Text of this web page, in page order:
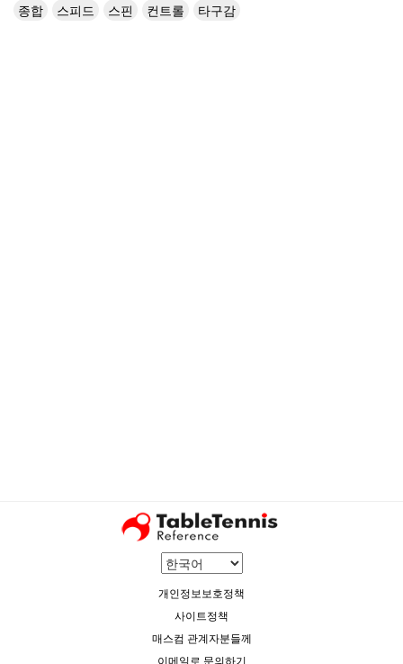
종합
스피드 스핀 컨트롤 타구감
개인정보보호정책
사이트정책
매스컴 관계자분들께
이메일로 문의하기